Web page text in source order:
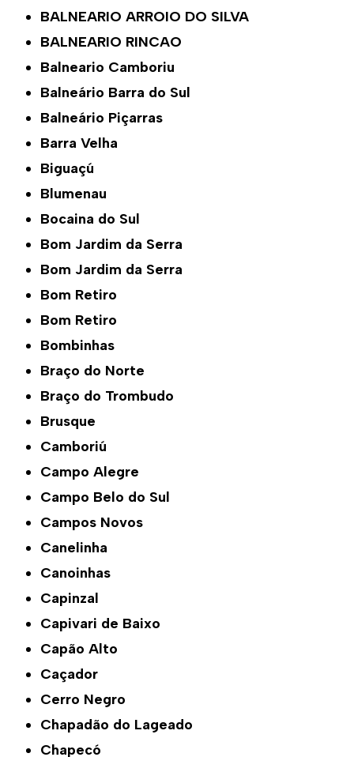
BALNEARIO ARROIO DO SILVA
BALNEARIO RINCAO
Balneario Camboriu
Balneário Barra do Sul
Balneário Piçarras
Barra Velha
Biguaçú
Blumenau
Bocaina do Sul
Bom Jardim da Serra
Bom Jardim da Serra
Bom Retiro
Bom Retiro
Bombinhas
Braço do Norte
Braço do Trombudo
Brusque
Camboriú
Campo Alegre
Campo Belo do Sul
Campos Novos
Canelinha
Canoinhas
Capinzal
Capivari de Baixo
Capão Alto
Caçador
Cerro Negro
Chapadão do Lageado
Chapecó